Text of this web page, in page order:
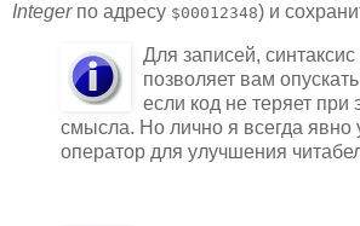
Integerпо адресу $00012348) и
Для записей, синтаксис
позволяет вам
если код не теряет при
смысла. Но лично я всегда явно
оператор для улучшения